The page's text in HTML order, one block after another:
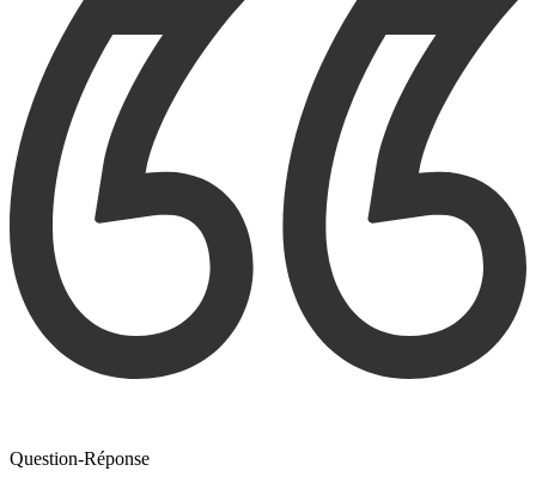
Question-Réponse